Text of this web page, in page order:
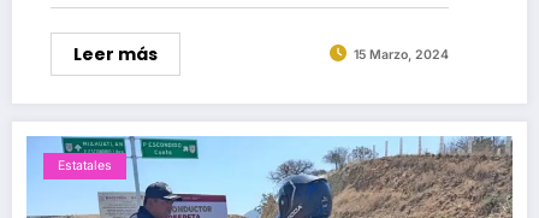
Leer más 15 Marzo, 2024
Estatales